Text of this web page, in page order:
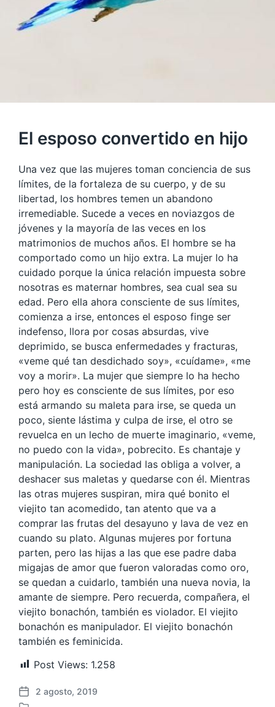
El esposo convertido en hijo
Una vez que las mujeres toman conciencia de sus
límites, de la fortaleza de su cuerpo, y de su
libertad, los hombres temen un abandono
irremediable. Sucede a veces en noviazgos de
jóvenes y la mayoría de las veces en los
matrimonios de muchos años. El hombre se ha
comportado como un hijo extra. La mujer lo ha
cuidado porque la única relación impuesta sobre
nosotras es maternar hombres, sea cual sea su
edad. Pero ella ahora consciente de sus límites,
comienza a irse, entonces el esposo finge ser
indefenso, llora por cosas absurdas, vive
deprimido, se busca enfermedades y fracturas,
«veme qué tan desdichado soy», «cuídame», «me
voy a morir». La mujer que siempre lo ha hecho
pero hoy es consciente de sus límites, por eso
está armando su maleta para irse, se queda un
poco, siente lástima y culpa de irse, el otro se
revuelca en un lecho de muerte imaginario, «veme,
no puedo con la vida», pobrecito. Es chantaje y
manipulación. La sociedad las obliga a volver, a
deshacer sus maletas y quedarse con él. Mientras
las otras mujeres suspiran, mira qué bonito el
viejito tan acomedido, tan atento que va a
comprar las frutas del desayuno y lava de vez en
cuando su plato. Algunas mujeres por fortuna
parten, pero las hijas a las que ese padre daba
migajas de amor que fueron valoradas como oro,
se quedan a cuidarlo, también una nueva novia, la
amante de siempre. Pero recuerda, compañera, el
viejito bonachón, también es violador. El viejito
bonachón es manipulador. El viejito bonachón
también es feminicida.
Post Views: 1.258
F
2 agosto, 2019